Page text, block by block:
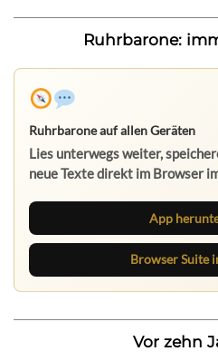
Ruhrbarone:
Ruhrbarone auf allen Geräten
Lies unterwegs weiter,
neue Texte direkt im Browser
App
Browser Suite
Vor zehn